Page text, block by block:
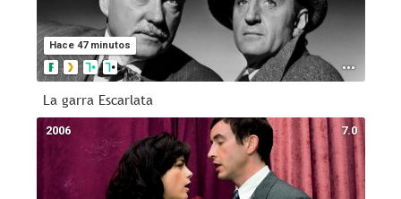
Hace 47 minutos
La garra Escarlata
7.0
2006